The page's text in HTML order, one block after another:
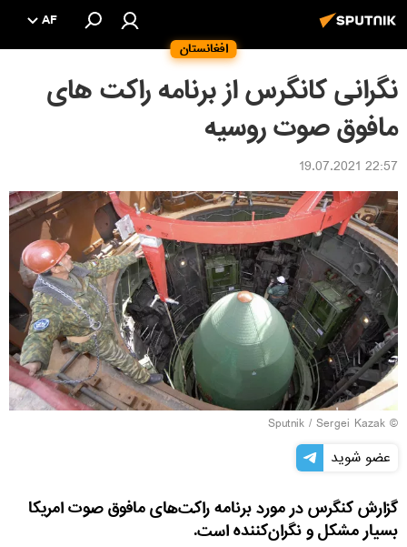
افغانستان
AF
نگرانی کانگرس از برنامه راکت های
مافوق صوت روسیه
22:57 19.07.2021
© Sputnik / Sergei Kazak
عضو شوید
گزارش کنگرس در مورد برنامه راکت‌های مافوق صوت امریکا
بسیار مشکل و نگران‌کننده است.